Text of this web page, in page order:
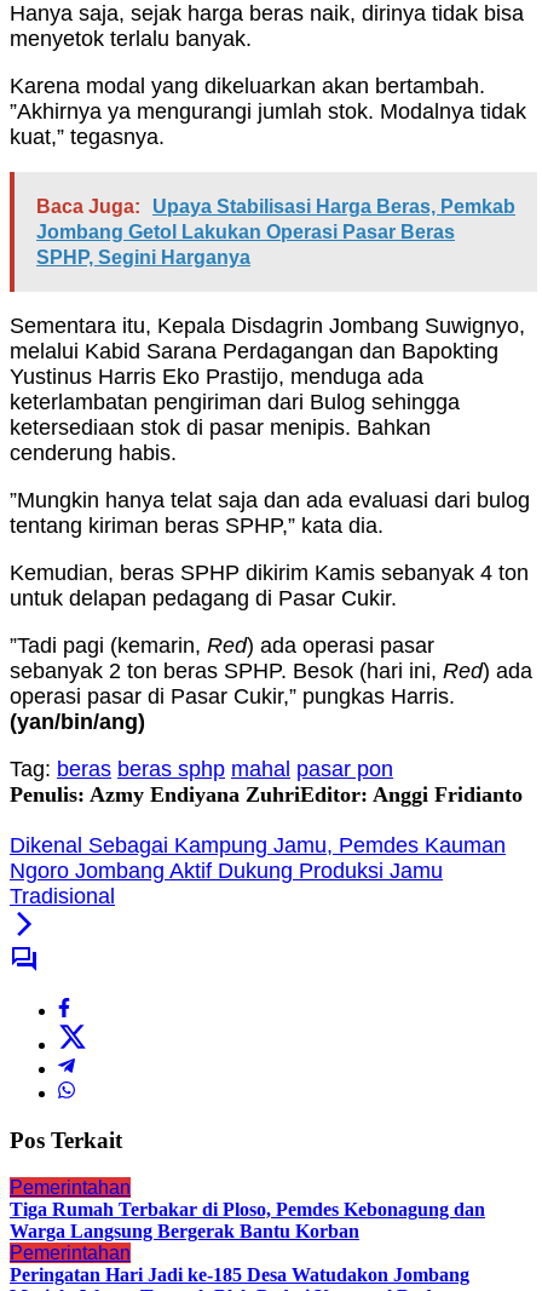
Hanya saja, sejak harga beras naik, dirinya tidak bisa
menyetok terlalu banyak.
Karena modal yang dikeluarkan akan bertambah.
”Akhirnya ya mengurangi jumlah stok. Modalnya tidak
kuat,” tegasnya.
Baca Juga:
Upaya Stabilisasi Harga Beras, Pemkab
Jombang Getol Lakukan Operasi Pasar Beras
SPHP, Segini Harganya
Sementara itu, Kepala Disdagrin Jombang Suwignyo,
melalui Kabid Sarana Perdagangan dan Bapokting
Yustinus Harris Eko Prastijo, menduga ada
keterlambatan pengiriman dari Bulog sehingga
ketersediaan stok di pasar menipis. Bahkan
cenderung habis.
”Mungkin hanya telat saja dan ada evaluasi dari bulog
tentang kiriman beras SPHP,” kata dia.
Kemudian, beras SPHP dikirim Kamis sebanyak 4 ton
untuk delapan pedagang di Pasar Cukir.
”Tadi pagi (kemarin, Red) ada operasi pasar
sebanyak 2 ton beras SPHP. Besok (hari ini, Red) ada
operasi pasar di Pasar Cukir,” pungkas Harris.
(yan/bin/ang)
Tag: beras beras sphp mahal pasar pon
Penulis: Azmy Endiyana ZuhriEditor: Anggi Fridianto
Dikenal Sebagai Kampung Jamu, Pemdes Kauman
Ngoro Jombang Aktif Dukung Produksi Jamu
Tradisional
Pos Terkait
Pemerintahan
Tiga Rumah Terbakar di Ploso, Pemdes Kebonagung dan
Warga Langsung Bergerak Bantu Korban
Pemerintahan
Peringatan Hari Jadi ke-185 Desa Watudakon Jombang